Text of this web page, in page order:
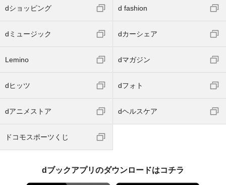
dショッピング d fashion
dミュージック dカーシェア
Lemino dマガジン
dヒッツ dフォト
dアニメストア dヘルスケア
ドコモスポーツくじ
dブックアプリのダウンロードはコチラ